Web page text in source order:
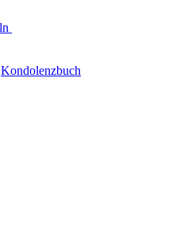
Kondolenzbuch